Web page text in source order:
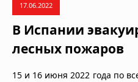
17.06.2022
В Испании
лесных пожаров
15 и 16 июня 2022 года по